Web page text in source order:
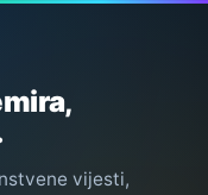
vijesti,